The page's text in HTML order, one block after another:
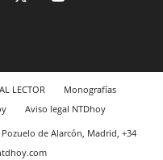
LECTOR
Monografías
Aviso legal NTDhoy
de Alarcón, Madrid, +34